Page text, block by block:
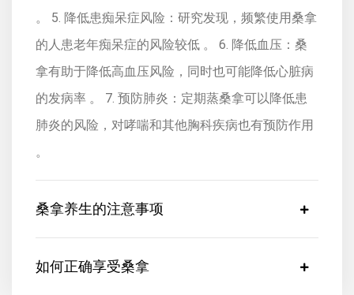
。 5. 降低患痴呆症风险：研究发现，频繁使用桑拿
的人患老年痴呆症的风险较低 。 6. 降低血压：桑
拿有助于降低高血压风险，同时也可能降低心脏病
的发病率 。 7. 预防肺炎：定期蒸桑拿可以降低患
肺炎的风险，对哮喘和其他胸科疾病也有预防作用
。
桑拿养生的注意事项
如何正确享受桑拿